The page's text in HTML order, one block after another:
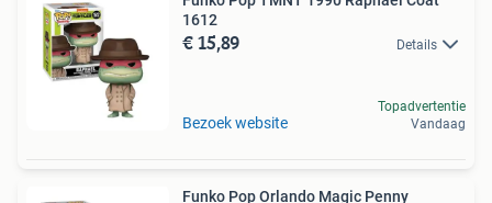
1612
€ 15,89 Details
Bezoek website
Topadvertentie
Vandaag
Funko Pop Orlando Magic Penny